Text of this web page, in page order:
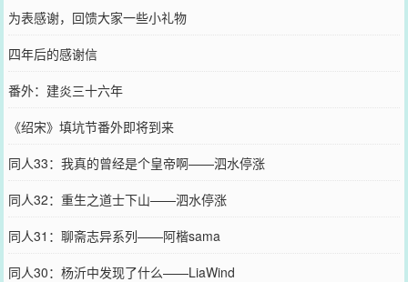
为表感谢，回馈大家一些小礼物
四年后的感谢信
番外：建炎三十六年
《绍宋》填坑节番外即将到来
同人33：我真的曾经是个皇帝啊——泗水停涨
同人32：重生之道士下山——泗水停涨
同人31：聊斋志异系列——阿楷sama
同人30：杨沂中发现了什么——LiaWind